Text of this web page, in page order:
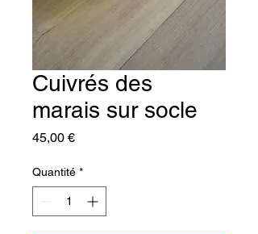
Cuivrés des
marais sur socle
45,00 €Prix
Quantité *